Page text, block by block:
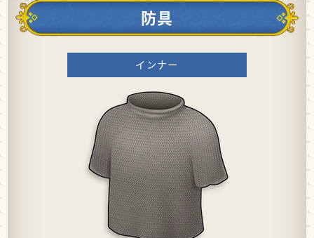
防具
インナー